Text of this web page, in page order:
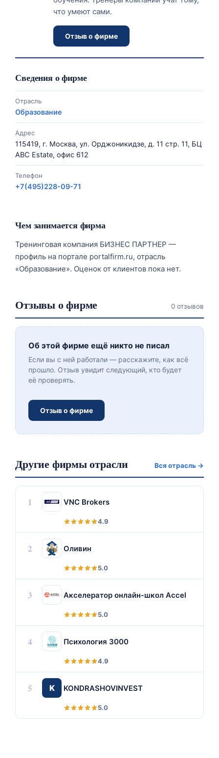
что умеют сами.
Отзыв о фирме
Сведения о фирме
Отрасль
Образование
Адрес
115419, г. Москва, ул. Орджоникидзе, д. 11 стр. 11, БЦ
ABC Estate, офис 612
Телефон
+7(495)228-09-71
Чем занимается фирма
Тренинговая компания БИЗНЕС ПАРТНЕР —
профиль на портале portalfirm.ru, отрасль
«Образование». Оценок от клиентов пока нет.
Отзывы о фирме 0 отзывов
Об этой фирме ещё никто не писал
Если вы с ней работали — расскажите, как всё
прошло. Отзыв увидит следующий, кто будет
её проверять.
Отзыв о фирме
Другие фирмы отрасли Вся отрасль →
1 VNC Brokers
4.9
2 Оливин
5.0
3 Акселератор онлайн-школ Accel
5.0
4 Психология 3000
4.9
5 K KONDRASHOVINVEST
5.0